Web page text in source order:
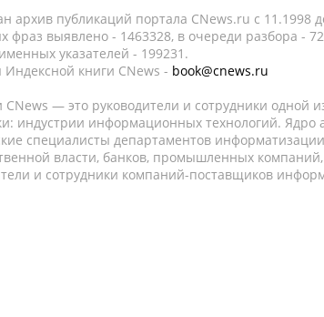
архив публикаций портала CNews.ru c 11.1998
фраз выявлено - 1463328, в очереди разбора -
указателей - 199231.
Индексной книги CNews - book@cnews.ru
CNews — это руководители и сотрудники одной
индустрии информационных технологий.
специалисты департаментов
власти, банков, промышленных
и сотрудники компаний-поставщиков